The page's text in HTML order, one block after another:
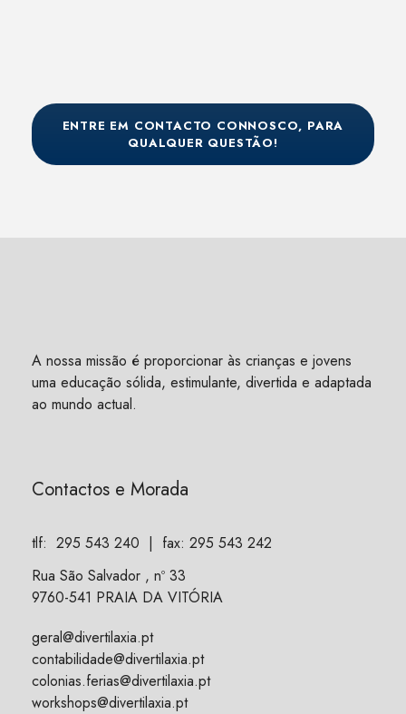
ENTRE EM CONTACTO CONNOSCO, PARA
QUALQUER QUESTÃO!
A nossa missão é proporcionar às crianças e jovens
uma educação sólida, estimulante, divertida e adaptada
ao mundo actual.
Contactos e Morada
tlf: 295 543 240 | fax: 295 543 242
Rua São Salvador , nº 33
9760-541 PRAIA DA VITÓRIA
geral@divertilaxia.pt
contabilidade@divertilaxia.pt
colonias.ferias@divertilaxia.pt
workshops@divertilaxia.pt